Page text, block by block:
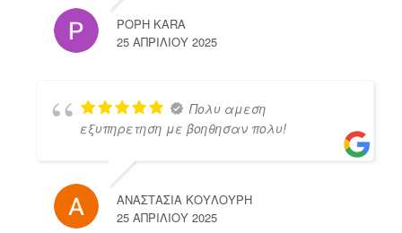
POPH KARA
25 ΑΠΡΙΛΊΟΥ 2025
Πολυ αμεση
εξυπηρετηση με βοηθησαν πολυ!
ΑΝΑΣΤΑΣΙΑ ΚΟΥΛΟΥΡΗ
25 ΑΠΡΙΛΊΟΥ 2025